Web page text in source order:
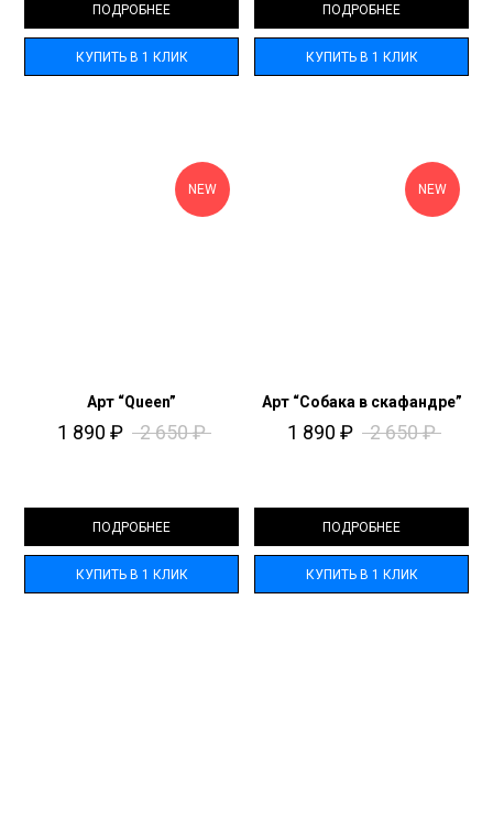
ПОДРОБНЕЕ
КУПИТЬ В 1 КЛИК
ПОДРОБНЕЕ
КУПИТЬ В 1 КЛИК
NEW
Арт “Queen”
1 890 ₽ 2 650₽
ПОДРОБНЕЕ
КУПИТЬ В 1 КЛИК
NEW
Арт “Собака в скафандре”
1 890 ₽ 2 650₽
ПОДРОБНЕЕ
КУПИТЬ В 1 КЛИК